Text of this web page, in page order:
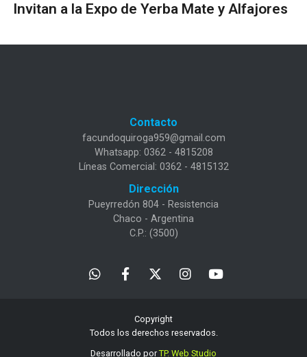
Invitan a la Expo de Yerba Mate y Alfajores
Contacto
facundoquiroga959@gmail.com
Whatsapp: 0362 - 4815208
Líneas Comercial: 0362 - 4815132
Dirección
Pueyrredón 804 - Resistencia
Chaco - Argentina
C.P.: (3500)
Copyright
Todos los derechos reservados.
Desarrollado porTP. Web Studio